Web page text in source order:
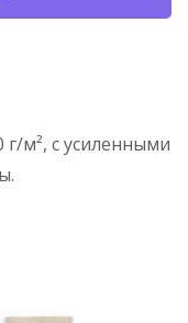
м², с усиленными